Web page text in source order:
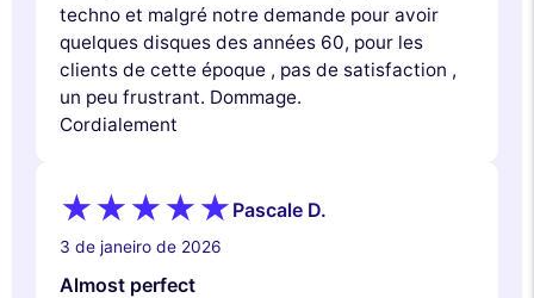
techno et malgré notre demande pour avoir
quelques disques des années 60, pour les
clients de cette époque , pas de satisfaction ,
un peu frustrant. Dommage.
Cordialement
Pascale D.
3 de janeiro de 2026
Almost perfect